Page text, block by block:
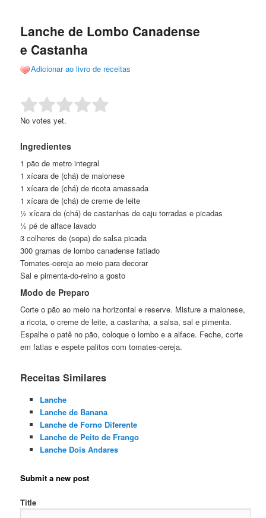
conteúdo
conteúdo
Lanche de Lombo Canadense
e Castanha
Adicionar ao livro de receitas
Rate this item: Submit Rating
No votes yet.
Ingredientes
1 pão de metro integral
1 xícara de (chá) de maionese
1 xícara de (chá) de ricota amassada
1 xícara de (chá) de creme de leite
½ xícara de (chá) de castanhas de caju torradas e picadas
½ pé de alface lavado
3 colheres de (sopa) de salsa picada
300 gramas de lombo canadense fatiado
Tomates-cereja ao meio para decorar
Sal e pimenta-do-reino a gosto
Modo de Preparo
Corte o pão ao meio na horizontal e reserve. Misture a maionese,
a ricota, o creme de leite, a castanha, a salsa, sal e pimenta.
Espalhe o patê no pão, coloque o lombo e a alface. Feche, corte
em fatias e espete palitos com tomates-cereja.
Receitas Similares
Lanche
Lanche de Banana
Lanche de Forno Diferente
Lanche de Peito de Frango
Lanche Dois Andares
Submit a new post
Title